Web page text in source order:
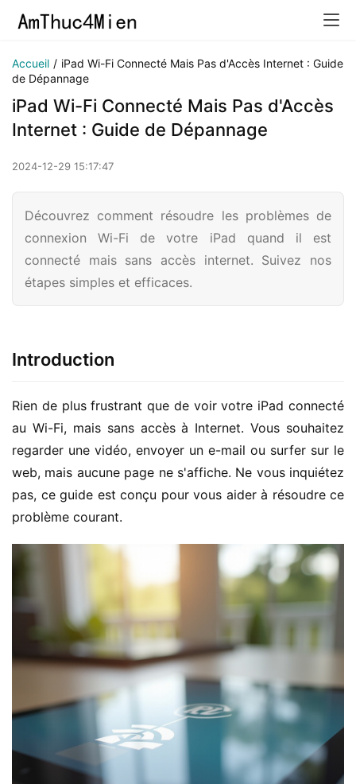
Accueil / iPad Wi-Fi Connecté Mais Pas d'Accès Internet : Guide
de Dépannage
iPad Wi-Fi Connecté Mais Pas d'Accès
Internet : Guide de Dépannage
2024-12-29 15:17:47
Découvrez comment résoudre les problèmes de
connexion Wi-Fi de votre iPad quand il est
connecté mais sans accès internet. Suivez nos
étapes simples et efficaces.
Introduction
Rien de plus frustrant que de voir votre iPad connecté
au Wi-Fi, mais sans accès à Internet. Vous souhaitez
regarder une vidéo, envoyer un e-mail ou surfer sur le
web, mais aucune page ne s'affiche. Ne vous inquiétez
pas, ce guide est conçu pour vous aider à résoudre ce
problème courant.